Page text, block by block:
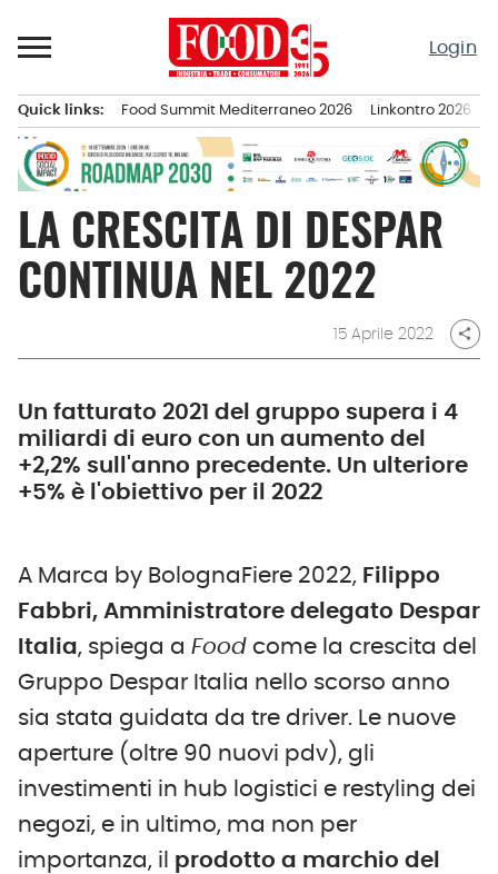
al
Login
principale
Quick links: Food Summit Mediterraneo 2026 Linkontro 2026
LA CRESCITA DI DESPAR
CONTINUA NEL 2022
15 Aprile 2022 share
Un fatturato 2021 del gruppo supera i 4
miliardi di euro con un aumento del
+2,2% sull'anno precedente. Un ulteriore
+5% è l'obiettivo per il 2022
A Marca by BolognaFiere 2022, Filippo
Fabbri, Amministratore delegato Despar
Italia, spiega a Food come la crescita del
Gruppo Despar Italia nello scorso anno
sia stata guidata da tre driver. Le nuove
aperture (oltre 90 nuovi pdv), gli
investimenti in hub logistici e restyling dei
negozi, e in ultimo, ma non per
importanza, il prodotto a marchio del